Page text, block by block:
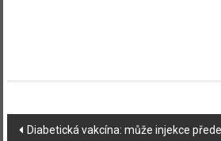
Navigace
Diabetická vakcína: může injekce